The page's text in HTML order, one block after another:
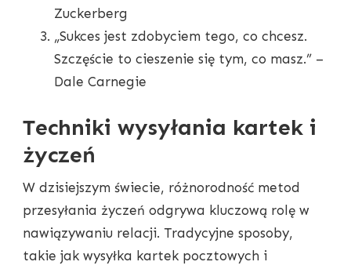
Zuckerberg
„Sukces jest zdobyciem tego, co chcesz.
Szczęście to cieszenie się tym, co masz.” –
Dale Carnegie
Techniki wysyłania kartek i
życzeń
W dzisiejszym świecie, różnorodność metod
przesyłania życzeń odgrywa kluczową rolę w
nawiązywaniu relacji. Tradycyjne sposoby,
takie jak wysyłka kartek pocztowych i